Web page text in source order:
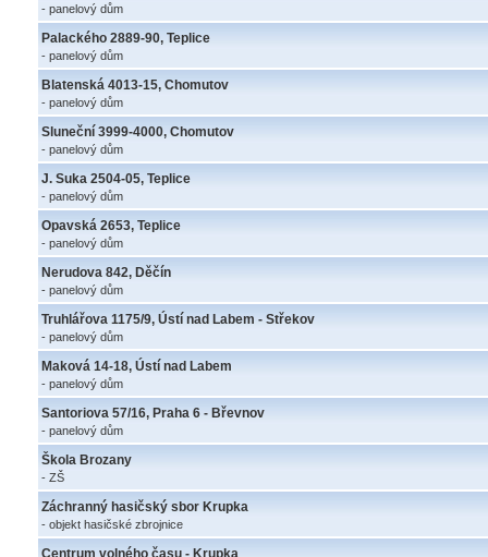
- panelový dům
Palackého 2889-90, Teplice
- panelový dům
Blatenská 4013-15, Chomutov
- panelový dům
Sluneční 3999-4000, Chomutov
- panelový dům
J. Suka 2504-05, Teplice
- panelový dům
Opavská 2653, Teplice
- panelový dům
Nerudova 842, Děčín
- panelový dům
Truhlářova 1175/9, Ústí nad Labem - Střekov
- panelový dům
Maková 14-18, Ústí nad Labem
- panelový dům
Santoriova 57/16, Praha 6 - Břevnov
- panelový dům
Škola Brozany
- ZŠ
Záchranný hasičský sbor Krupka
- objekt hasičské zbrojnice
Centrum volného času - Krupka